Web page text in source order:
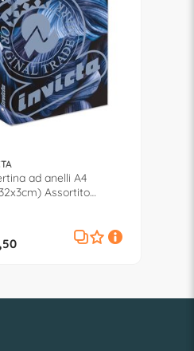
ad anelli A4
Assortito
50